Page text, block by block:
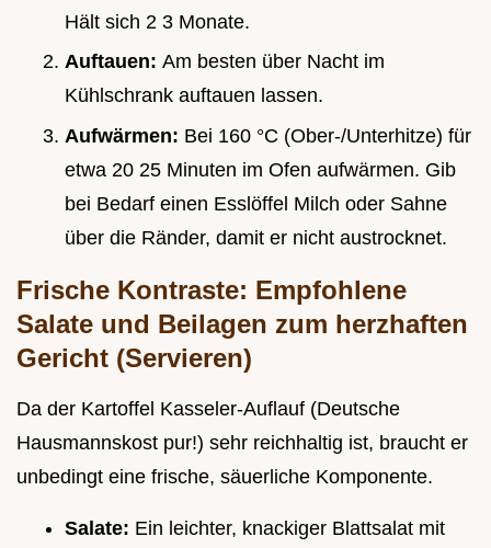
Hält sich 2 3 Monate.
Auftauen: Am besten über Nacht im
Kühlschrank auftauen lassen.
Aufwärmen: Bei 160 °C (Ober-/Unterhitze) für
etwa 20 25 Minuten im Ofen aufwärmen. Gib
bei Bedarf einen Esslöffel Milch oder Sahne
über die Ränder, damit er nicht austrocknet.
Frische Kontraste: Empfohlene
Salate und Beilagen zum herzhaften
Gericht (Servieren)
Da der Kartoffel Kasseler-Auflauf (Deutsche
Hausmannskost pur!) sehr reichhaltig ist, braucht er
unbedingt eine frische, säuerliche Komponente.
Salate: Ein leichter, knackiger Blattsalat mit